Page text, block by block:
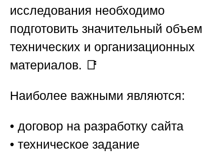
исследования необходимо
подготовить значительный объем
технических и организационных
материалов. 📑
Наиболее важными являются:
• договор на разработку сайта
• техническое задание